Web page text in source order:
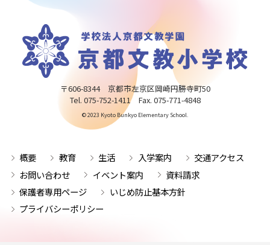
〒606-8344 京都市左京区岡崎円勝寺町50
Tel. 075-752-1411 Fax. 075-771-4848
© 2023 Kyoto Bunkyo Elementary School.
概要 教育 生活 入学案内
交通アクセス
お問い合わせ
イベント案内
資料請求
保護者専用ページ
いじめ防止基本方針
プライバシーポリシー